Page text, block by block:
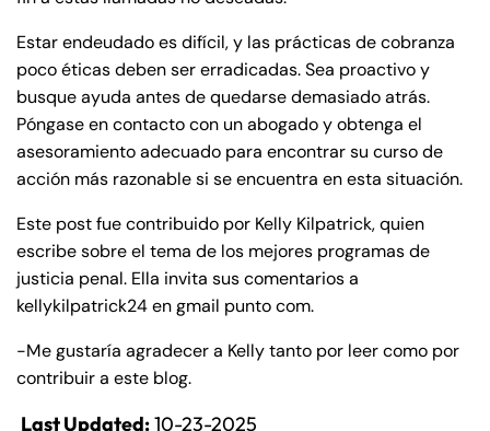
Estar endeudado es difícil, y las prácticas de cobranza
poco éticas deben ser erradicadas. Sea proactivo y
busque ayuda antes de quedarse demasiado atrás.
Póngase en contacto con un abogado y obtenga el
asesoramiento adecuado para encontrar su curso de
acción más razonable si se encuentra en esta situación.
Este post fue contribuido por Kelly Kilpatrick, quien
escribe sobre el tema de los mejores programas de
justicia penal. Ella invita sus comentarios a
kellykilpatrick24 en gmail punto com.
-Me gustaría agradecer a Kelly tanto por leer como por
contribuir a este blog.
Last Updated:10-23-2025